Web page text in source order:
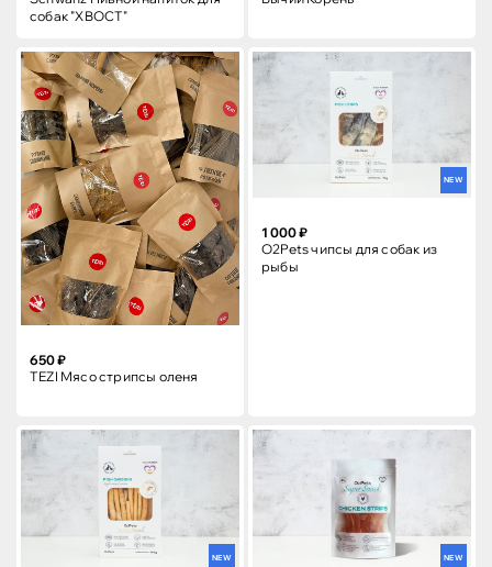
собак "ХВОСТ"
650 ₽
TEZI Мясо стрипсы оленя
NEW
1 000 ₽
O2Pets чипсы для собак из
рыбы
NEW NEW